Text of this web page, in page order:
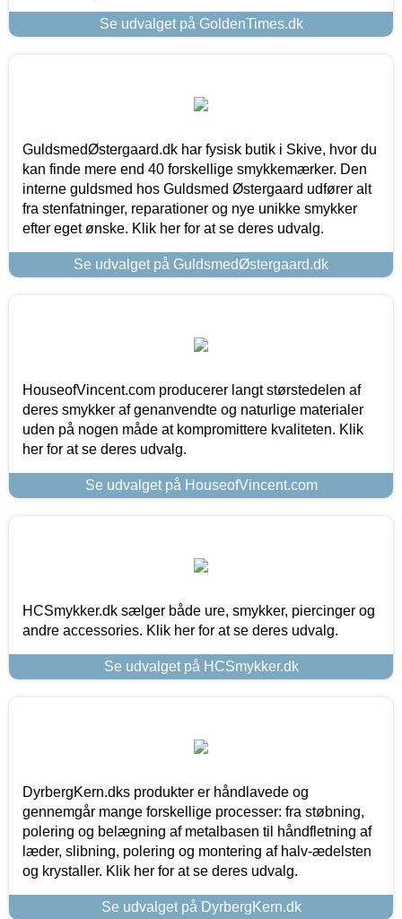
Se udvalget på GoldenTimes.dk
GuldsmedØstergaard.dk har fysisk butik i Skive, hvor du
kan finde mere end 40 forskellige smykkemærker. Den
interne guldsmed hos Guldsmed Østergaard udfører alt
fra stenfatninger, reparationer og nye unikke smykker
efter eget ønske. Klik her for at se deres udvalg.
Se udvalget på GuldsmedØstergaard.dk
HouseofVincent.com producerer langt størstedelen af
deres smykker af genanvendte og naturlige materialer
uden på nogen måde at kompromittere kvaliteten. Klik
her for at se deres udvalg.
Se udvalget på HouseofVincent.com
HCSmykker.dk sælger både ure, smykker, piercinger og
andre accessories. Klik her for at se deres udvalg.
Se udvalget på HCSmykker.dk
DyrbergKern.dks produkter er håndlavede og
gennemgår mange forskellige processer: fra støbning,
polering og belægning af metalbasen til håndfletning af
læder, slibning, polering og montering af halv-ædelsten
og krystaller. Klik her for at se deres udvalg.
Se udvalget på DyrbergKern.dk